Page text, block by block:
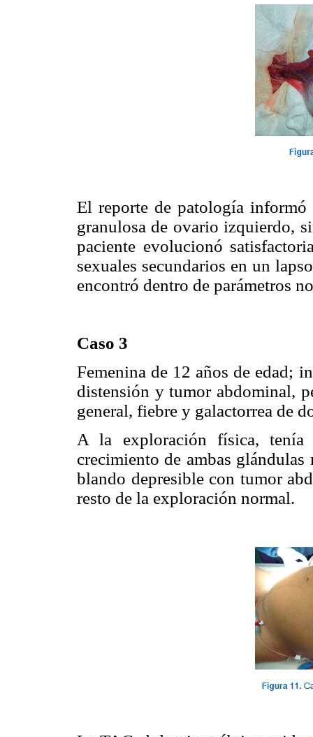
El reporte de patología
granulosa de ovario izquierdo,
paciente evolucionó
sexuales secundarios en un
encontró dentro de parámetros
Caso 3
Femenina de 12 años de edad;
distensión y tumor abdominal,
general, fiebre y galactorrea de
A la exploración física,
crecimiento de ambas glándulas
blando depresible con tumor
resto de la exploración normal.